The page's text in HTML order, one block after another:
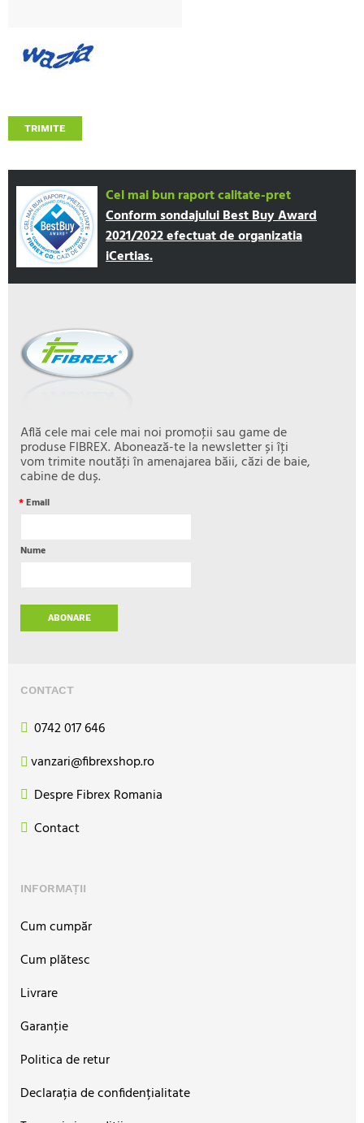
TRIMITE
Cel mai bun raport calitate-pret
Conform sondajului Best Buy Award
2021/2022 efectuat de organizatia
iCertias.
Află cele mai cele mai noi promoţii sau game de
produse FIBREX. Abonează-te la newsletter și îţi
vom trimite noutăţi în amenajarea băii, căzi de baie,
cabine de duș.
*Email
Nume
ABONARE
CONTACT
0742 017 646
vanzari@fibrexshop.ro
Despre Fibrex Romania
Contact
INFORMAȚII
Cum cumpăr
Cum plătesc
Livrare
Garanţie
Politica de retur
Declarația de confidențialitate